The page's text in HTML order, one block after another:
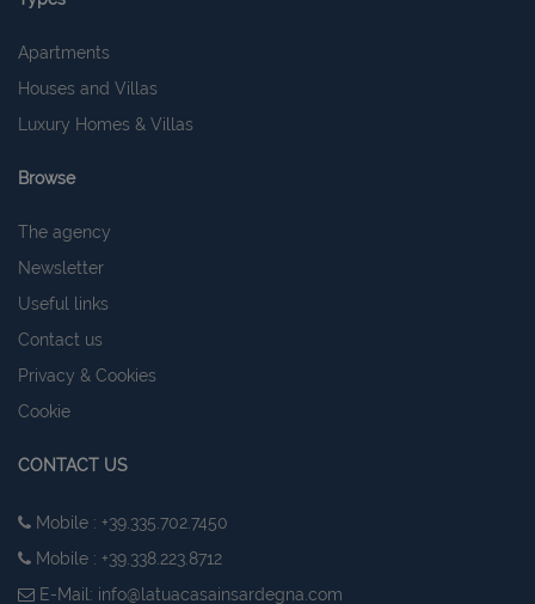
Apartments
Houses and Villas
Luxury Homes & Villas
Browse
The agency
Newsletter
Useful links
Contact us
Privacy & Cookies
Cookie
CONTACT US
Mobile : +39.335.702.7450
Mobile : +39.338.223.8712
E-Mail: info@latuacasainsardegna.com